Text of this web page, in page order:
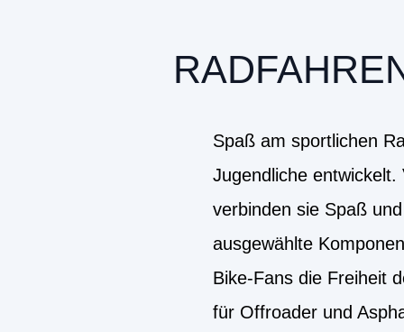
Spaß am sportlichen
Jugendliche
verbinden sie Spaß
ausgewählte
Bike-Fans die Freiheit
für Offroader und